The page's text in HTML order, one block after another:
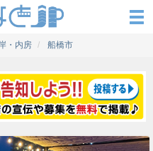
・内房 船橋市